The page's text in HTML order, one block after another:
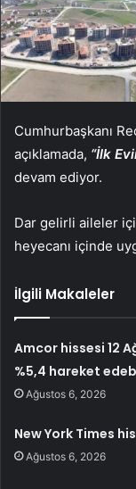
Cumhurbaşkanı
açıklamada, “İlk
devam ediyor.
Dar gelirli aileler
heyecanı içinde
İlgili Makaleler
Amcor hissesi 12
%5,4 hareket
Ağustos 6, 2026
New York Times
Ağustos 6, 2026